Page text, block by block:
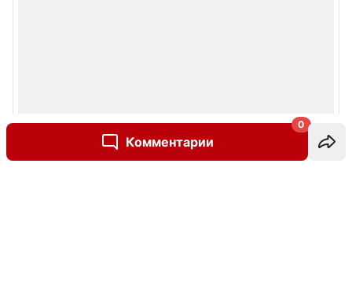
Комментарии
0